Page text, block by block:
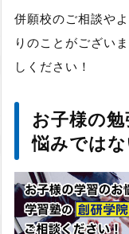
併願校のご相談や
りのことがござい
しください！
お子様の
悩みでは